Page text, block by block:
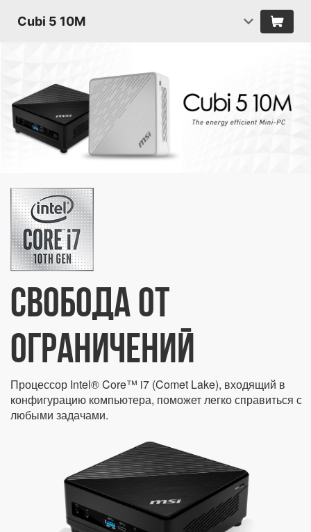
Cubi 5 10M
СВОБОДА ОТ
ОГРАНИЧЕНИЙ
Процессор Intel® Core™ i7 (Comet Lake), входящий в
конфигурацию компьютера, поможет легко справиться с
любыми задачами.